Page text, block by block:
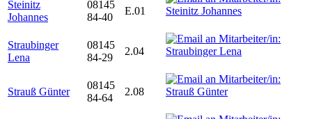
Steinitz
Johannes
08145
84-40
E.01
Straubinger
Lena
08145
84-29
2.04
Strauß Günter
08145
84-64
2.08